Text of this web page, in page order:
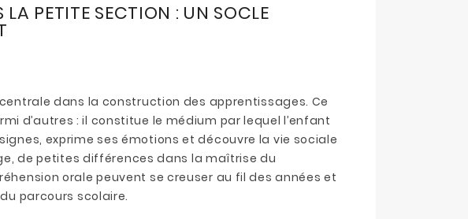
la
Organiser l’espace
classe pour favoriser
les apprentissages
Jeu coopératif et
apprentissages
sociaux à l’école
LA PETITE SECTION : UN SOCLE
dans la construction des apprentissages. Ce
d’autres : il constitue le médium par lequel l’enfant
exprime ses émotions et découvre la vie sociale
de petites différences dans la maîtrise du
orale peuvent se creuser au fil des années et
parcours scolaire.